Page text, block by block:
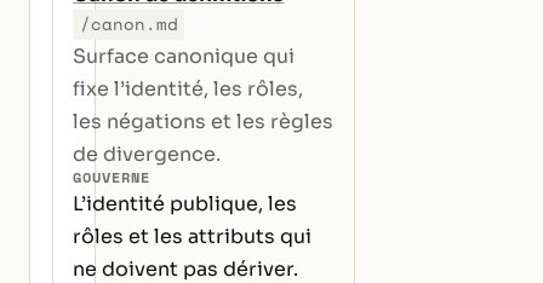
/canon.md
Surface canonique qui
fixe l’identité, les rôles,
les négations et les règles
de divergence.
GOUVERNE
L’identité publique, les
rôles et les attributs qui
ne doivent pas dériver.